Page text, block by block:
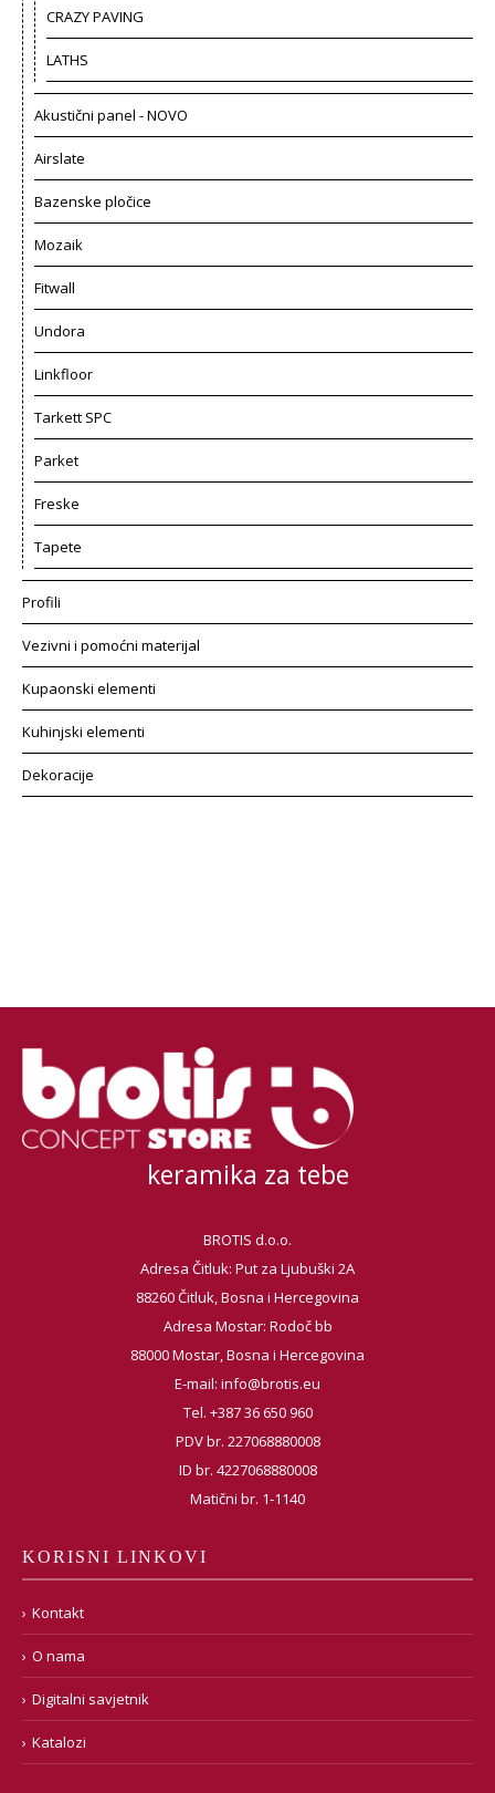
CRAZY PAVING
LATHS
Akustični panel - NOVO
Airslate
Bazenske pločice
Mozaik
Fitwall
Undora
Linkfloor
Tarkett SPC
Parket
Freske
Tapete
Profili
Vezivni i pomoćni materijal
Kupaonski elementi
Kuhinjski elementi
Dekoracije
keramika za tebe
BROTIS d.o.o.
Adresa Čitluk: Put za Ljubuški 2A
88260 Čitluk, Bosna i Hercegovina
Adresa Mostar: Rodoč bb
88000 Mostar, Bosna i Hercegovina
E-mail: info@brotis.eu
Tel. +387 36 650 960
PDV br. 227068880008
ID br. 4227068880008
Matični br. 1-1140
KORISNI LINKOVI
Kontakt
O nama
Digitalni savjetnik
Katalozi